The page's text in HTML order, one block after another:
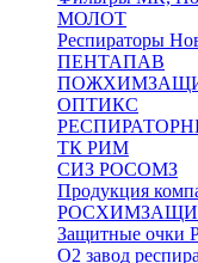
МОЛОТ
Респираторы
ПЕНТАПАВ
ОПТИКС
ТК РИМ
СИЗ РОСОМЗ
Продукция
Защитные
О2 завод